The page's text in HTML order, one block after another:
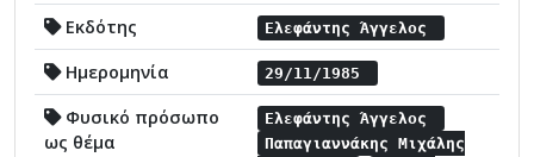
Εκδότης Ελεφάντης Άγγελος
Ημερομηνία 29/11/1985
Φυσικό πρόσωπο
ως θέμα
Ελεφάντης Άγγελος
Παπαγιαννάκης Μιχάλης